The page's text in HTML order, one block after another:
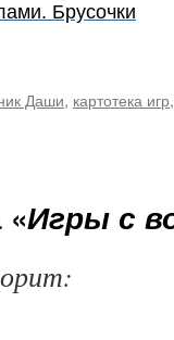
Брусочки
Даши, картотека игр
Игры с